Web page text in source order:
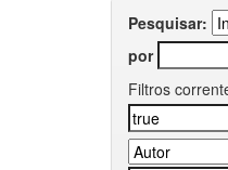
Pesquisar:
por
Filtros